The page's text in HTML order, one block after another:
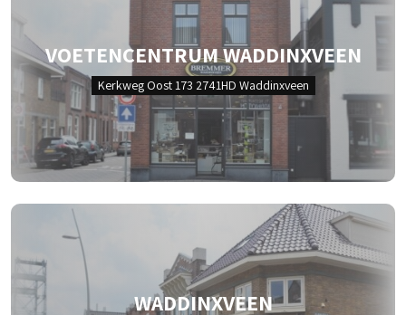
VOETENCENTRUM WADDINXVEEN
Kerkweg Oost 173 2741HD Waddinxveen
WADDINXVEEN